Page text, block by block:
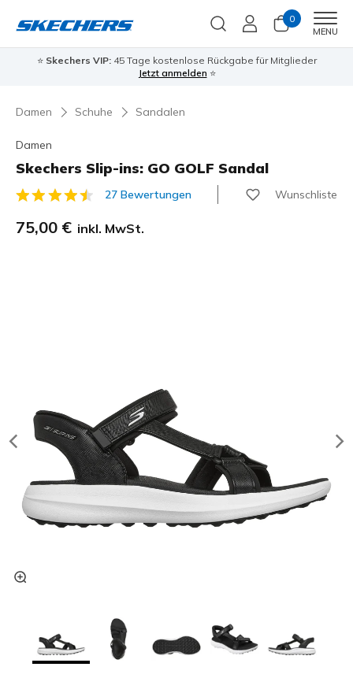
0
MENU
⭐ Skechers VIP:45 Tage kostenlose Rückgabe für Mitglieder
Jetzt anmelden ⭐
Damen Schuhe Sandalen
Damen
Skechers Slip-ins: GO GOLF Sandal
3,5 von 5 Kundenbewertungen
27 Bewertungen Wunschliste
75,00 € inkl. MwSt.